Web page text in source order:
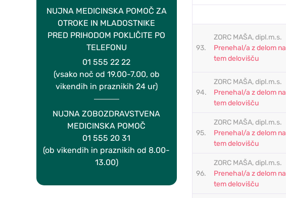
NUJNA MEDICINSKA POMOČ ZA
OTROKE IN MLADOSTNIKE
PRED PRIHODOM POKLIČITE PO
TELEFONU
01 555 22 22
(vsako noč od 19.00-7.00, ob
vikendih in praznikih 24 ur)
NUJNA ZOBOZDRAVSTVENA
MEDICINSKA POMOČ
01 555 20 31
(ob vikendih in praznikih od 8.00-
13.00)
93.
ZORC MAŠA, dipl.m.s.
Prenehal/a z delom na
tem delovišču
94.
ZORC MAŠA, dipl.m.s.
Prenehal/a z delom na
tem delovišču
95.
ZORC MAŠA, dipl.m.s.
Prenehal/a z delom na
tem delovišču
96.
ZORC MAŠA, dipl.m.s.
Prenehal/a z delom na
tem delovišču